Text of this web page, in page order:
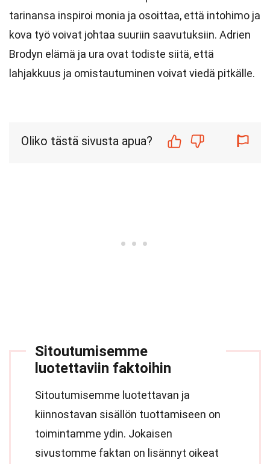
tarinansa inspiroi monia ja osoittaa, että intohimo ja
kova työ voivat johtaa suuriin saavutuksiin. Adrien
Brodyn elämä ja ura ovat todiste siitä, että
lahjakkuus ja omistautuminen voivat viedä pitkälle.
Oliko tästä sivusta apua?
Sitoutumisemme
luotettaviin faktoihin
Sitoutumisemme luotettavan ja
kiinnostavan sisällön tuottamiseen on
toimintamme ydin. Jokaisen
sivustomme faktan on lisännyt oikeat